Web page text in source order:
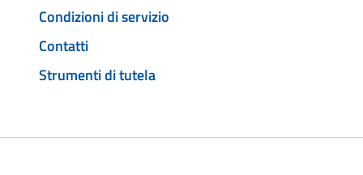
Condizioni di servizio
Contatti
Strumenti di tutela